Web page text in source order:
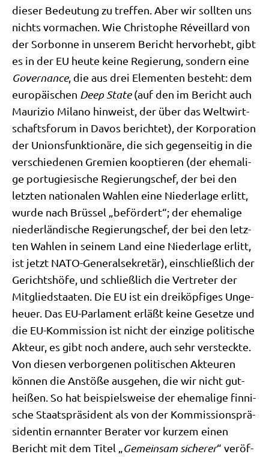
die­ser Bedeu­tung zu tref­fen. Aber wir soll­ten uns
nichts vor­ma­chen. Wie Chri­sto­phe Réveil­lard von
der Sor­bon­ne in unse­rem Bericht her­vor­hebt, gibt
es in der EU heu­te kei­ne Regie­rung, son­dern eine
Gover­nan­ce, die aus drei Ele­men­ten besteht: dem
euro­päi­schen Deep Sta­te(auf den im Bericht auch
Mau­ri­zio Mila­no hin­weist, der über das Welt­wirt­
schafts­fo­rum in Davos berich­tet), der Kor­po­ra­ti­on
der Uni­ons­funk­tio­nä­re, die sich gegen­sei­tig in die
ver­schie­de­nen Gre­mi­en koop­tie­ren (der ehe­ma­li­
ge por­tu­gie­si­sche Regie­rungs­chef, der bei den
letz­ten natio­na­len Wah­len eine Nie­der­la­ge erlitt,
wur­de nach Brüs­sel „beför­dert“; der ehe­ma­li­ge
nie­der­län­di­sche Regie­rungs­chef, der bei den letz­
ten Wah­len in sei­nem Land eine Nie­der­la­ge erlitt,
ist jetzt NATO-Gene­ral­se­kre­tär), ein­schließ­lich der
Gerichts­hö­fe, und schließ­lich die Ver­tre­ter der
Mit­glied­staa­ten. Die EU ist ein drei­köp­fi­ges Unge­
heu­er. Das EU-Par­la­ment erläßt kei­ne Geset­ze und
die EU-Kom­mis­si­on ist nicht der ein­zi­ge poli­ti­sche
Akteur, es gibt noch ande­re, auch sehr ver­steck­te.
Von die­sen ver­bor­ge­nen poli­ti­schen Akteu­ren
kön­nen die Anstö­ße aus­ge­hen, die wir nicht gut­
hei­ßen. So hat bei­spiels­wei­se der ehe­ma­li­ge fin­ni­
sche Staats­prä­si­dent als von der Kom­mis­si­ons­prä­
si­den­tin ernann­ter Bera­ter vor kur­zem einen
Bericht mit dem Titel „Gemein­sam siche­rer“ ver­öf­